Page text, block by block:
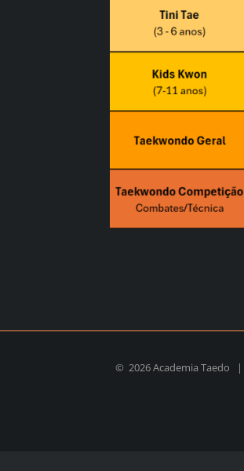
© 2026 Academia Taedo |